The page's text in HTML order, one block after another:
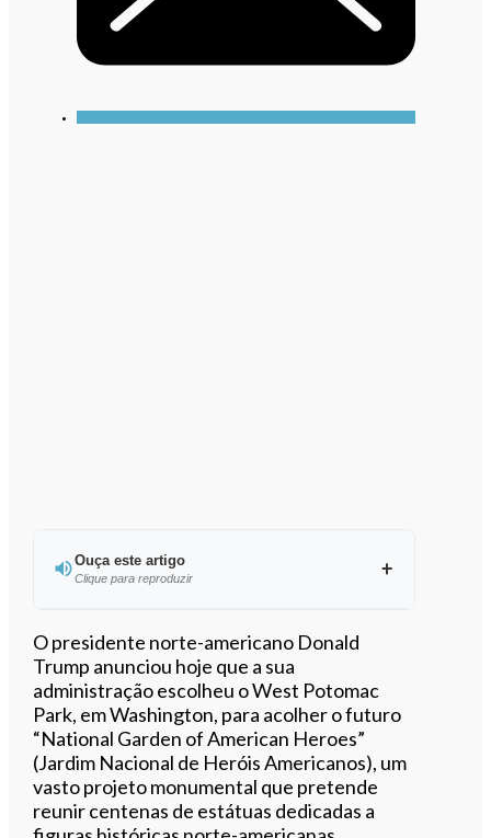
Ouça este artigo
Clique para reproduzir
Ouvir este artigo
O presidente norte-americano Donald
Trump anunciou hoje que a sua
administração escolheu o West Potomac
Park, em Washington, para acolher o futuro
“National Garden of American Heroes”
(Jardim Nacional de Heróis Americanos), um
vasto projeto monumental que pretende
reunir centenas de estátuas dedicadas a